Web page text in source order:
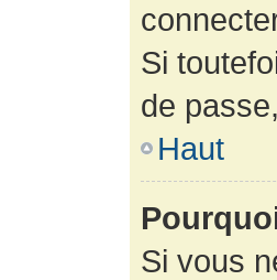
Si
de
Haut
Si vous